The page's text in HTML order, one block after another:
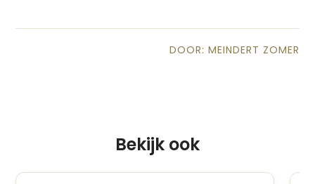
DOOR: MEINDERT ZOMER
Bekijk ook